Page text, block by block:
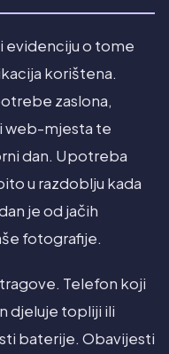
evidenciju o tome
korištena.
zaslona,
web-mjesta te
dan. Upotreba
u razdoblju kada
je od jačih
fotografije.
Telefon koji
djeluje topliji ili
baterije. Obavijesti